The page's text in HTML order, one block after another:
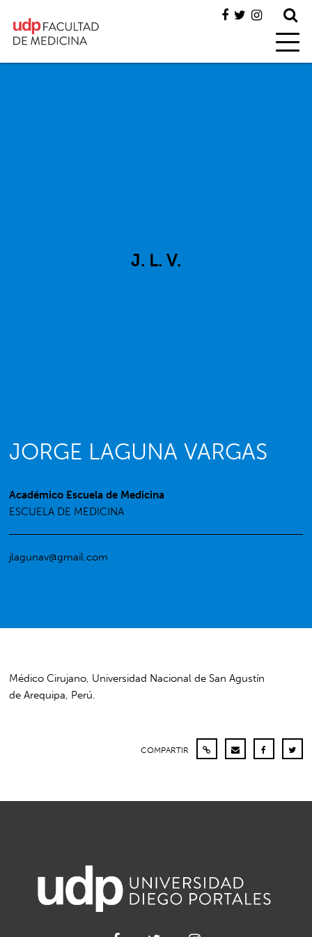
J. L. V.
JORGE LAGUNA VARGAS
Académico Escuela de Medicina
ESCUELA DE MEDICINA
jlagunav@gmail.com
Médico Cirujano, Universidad Nacional de San Agustín
de Arequipa, Perú.
COMPARTIR